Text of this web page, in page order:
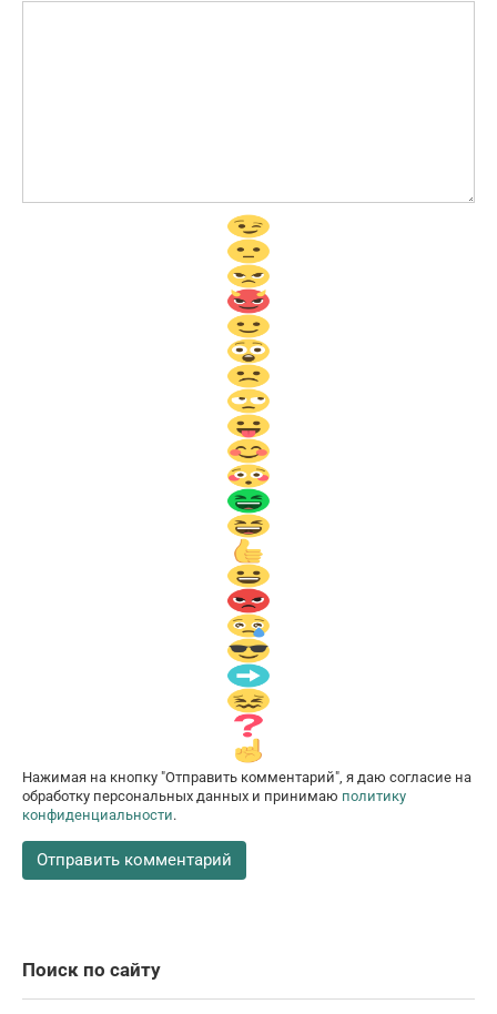
Нажимая на кнопку "Отправить комментарий", я даю согласие на
обработку персональных данных и принимаю политику
конфиденциальности.
Поиск по сайту